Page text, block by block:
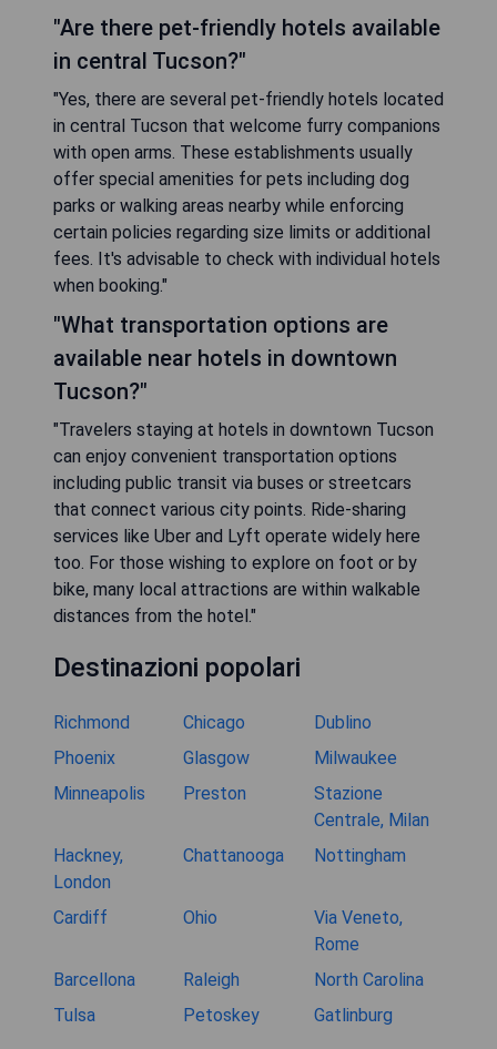
"Are there pet-friendly hotels available
in central Tucson?"
"Yes, there are several pet-friendly hotels located
in central Tucson that welcome furry companions
with open arms. These establishments usually
offer special amenities for pets including dog
parks or walking areas nearby while enforcing
certain policies regarding size limits or additional
fees. It's advisable to check with individual hotels
when booking."
"What transportation options are
available near hotels in downtown
Tucson?"
"Travelers staying at hotels in downtown Tucson
can enjoy convenient transportation options
including public transit via buses or streetcars
that connect various city points. Ride-sharing
services like Uber and Lyft operate widely here
too. For those wishing to explore on foot or by
bike, many local attractions are within walkable
distances from the hotel."
Destinazioni popolari
Richmond Chicago
Dublino
Phoenix
Glasgow
Milwaukee
Minneapolis
Preston
Stazione
Centrale, Milan
Hackney,
London
Chattanooga Nottingham
Cardiff Ohio
Via Veneto,
Rome
Barcellona
Raleigh
North Carolina
Tulsa
Petoskey Gatlinburg